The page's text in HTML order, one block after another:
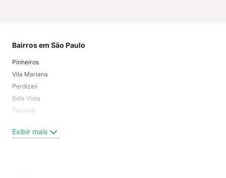
Bairros em São Paulo
Pinheiros
Vila Mariana
Perdizes
Bela Vista
Tatuapé
Centro
Exibir mais